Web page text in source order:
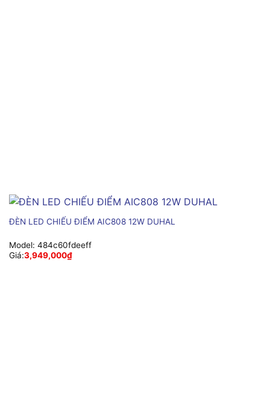
ĐÈN LED CHIẾU ĐIỂM AIC808 12W DUHAL
Model: 484c60fdeeff
Giá:3,949,000₫